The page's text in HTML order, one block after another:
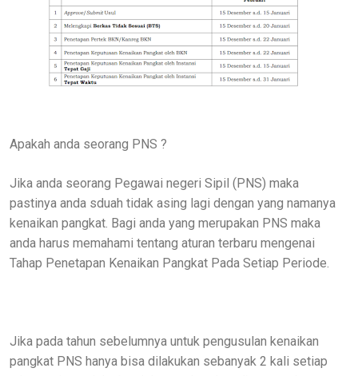
Apakah anda seorang PNS ?
Jika anda seorang Pegawai negeri Sipil (PNS) maka
pastinya anda sduah tidak asing lagi dengan yang namanya
kenaikan pangkat. Bagi anda yang merupakan PNS maka
anda harus memahami tentang aturan terbaru mengenai
Tahap Penetapan Kenaikan Pangkat Pada Setiap Periode.
Jika pada tahun sebelumnya untuk pengusulan kenaikan
pangkat PNS hanya bisa dilakukan sebanyak 2 kali setiap